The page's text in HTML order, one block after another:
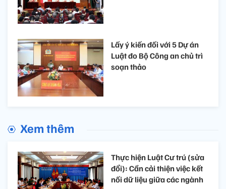
Lấy ý kiến đối với 5 Dự án
Luật đo Bộ Công an chủ trì
soạn thảo
Xem thêm
Thực hiện Luật Cư trú (sửa
đổi): Cần cải thiện việc kết
nối dữ liệu giữa các ngành